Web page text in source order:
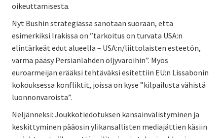
oikeuttamisesta.
Nyt Bushin strategiassa sanotaan suoraan, että
esimerkiksi Irakissa on ”tarkoitus on turvata USA:n
elintärkeät edut alueella – USA:n/liittolaisten esteetön,
varma pääsy Persianlahden öljyvaroihin”. Myös
euroarmeijan erääksi tehtäväksi esitettiin EU:n Lissabonin
kokouksessa konfliktit, joissa on kyse ”kilpailusta vähistä
luonnonvaroista”.
Neljänneksi: Joukkotiedotuksen kansainvälistyminen ja
keskittyminen pääosin ylikansallisten mediajättien käsiin